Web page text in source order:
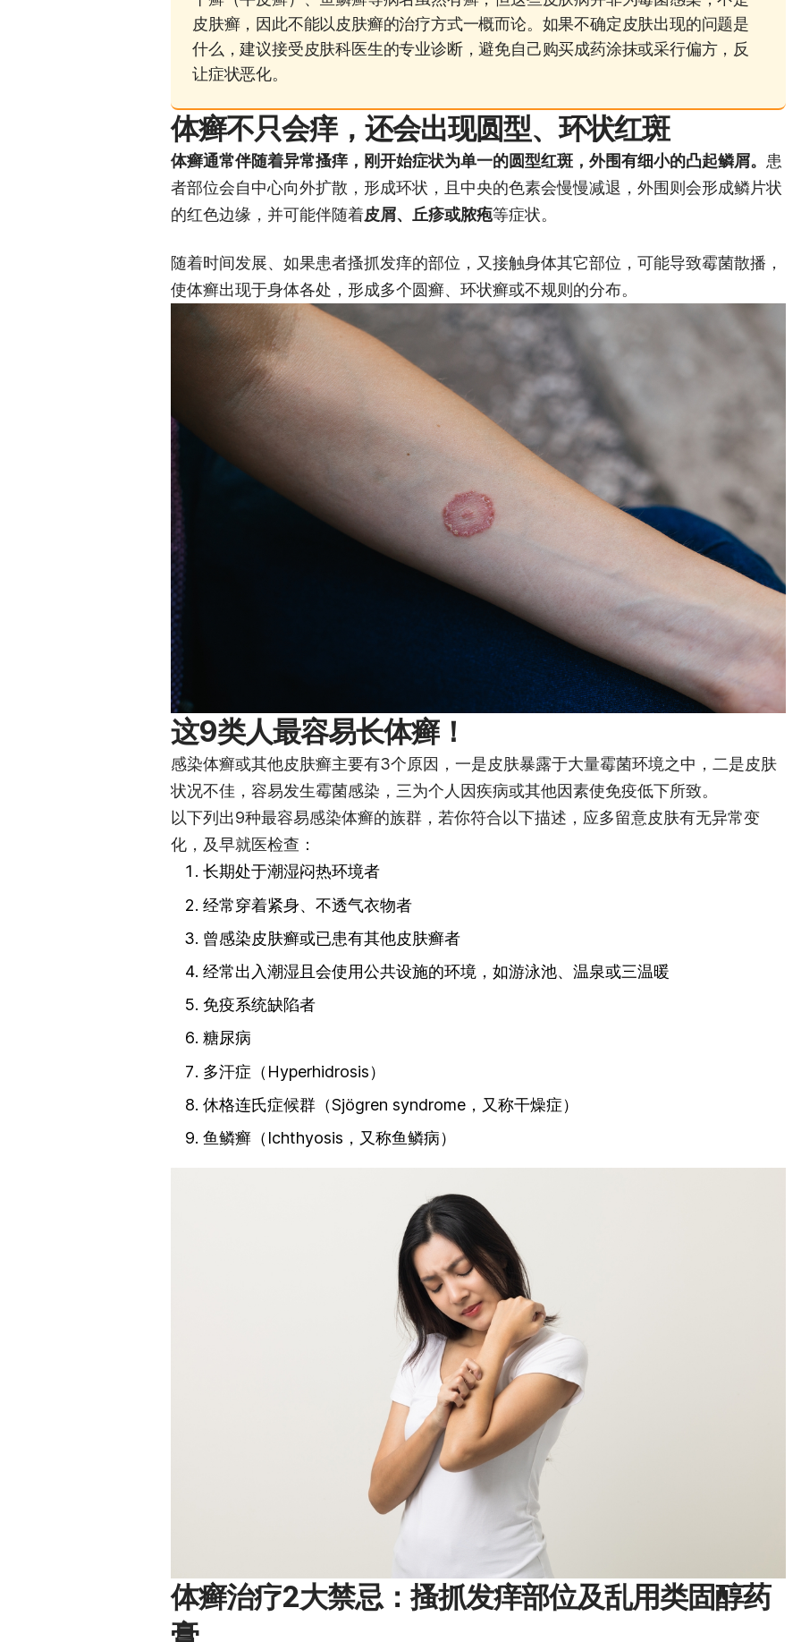
皮肤癣，因此不能以皮肤癣的治疗方式一概而论。如果不确定皮肤出现的问题是
什么，建议接受皮肤科医生的专业诊断，避免自己购买成药涂抹或采行偏方，反
让症状恶化。
体癣不只会痒，还会出现圆型、环状红斑
体癣通常伴随着异常搔痒，刚开始症状为单一的圆型红斑，外围有细小的凸起鳞屑。 患
者部位会自中心向外扩散，形成环状，且中央的色素会慢慢减退，外围则会形成鳞片状
的红色边缘，并可能伴随着皮屑、丘疹或脓疱等症状。
随着时间发展、如果患者搔抓发痒的部位，又接触身体其它部位，可能导致霉菌散播，
使体癣出现于身体各处，形成多个圆癣、环状癣或不规则的分布。
这9类人最容易长体癣！
感染体癣或其他皮肤癣主要有3个原因，一是皮肤暴露于大量霉菌环境之中，二是皮肤
状况不佳，容易发生霉菌感染，三为个人因疾病或其他因素使免疫低下所致。
以下列出9种最容易感染体癣的族群，若你符合以下描述，应多留意皮肤有无异常变
化，及早就医检查：
长期处于潮湿闷热环境者
经常穿着紧身、不透气衣物者
曾感染皮肤癣或已患有其他皮肤癣者
经常出入潮湿且会使用公共设施的环境，如游泳池、温泉或三温暖
免疫系统缺陷者
糖尿病
多汗症（Hyperhidrosis）
休格连氏症候群（Sjögren syndrome，又称干燥症）
鱼鳞癣（Ichthyosis，又称鱼鳞病）
体癣治疗2大禁忌：搔抓发痒部位及乱用类固醇药
膏